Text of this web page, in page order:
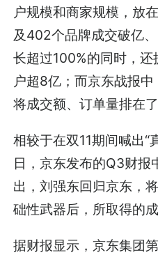
户规模和商家规模，放
及402个品牌成交破亿
长超过100%的同时，
户超8亿；而京东战报中
将成交额、订单量排在了
相较于在双11期间喊出“
日，京东发布的Q3财报
出，刘强东回归京东，
础性武器后，所取得的成
据财报显示，京东集团